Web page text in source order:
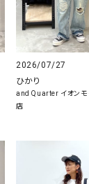
2026/07/27
ひかり
and Quarter イオンモ
店